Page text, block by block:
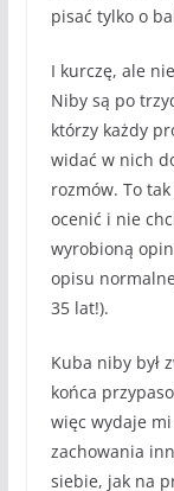
pisać tylko o
I kurczę, ale
Niby są po
którzy każdy
widać w nich
rozmów. To
ocenić i nie
wyrobioną
opisu
35 lat!).
Kuba niby był
końca
więc wydaje
zachowania
siebie, jak na